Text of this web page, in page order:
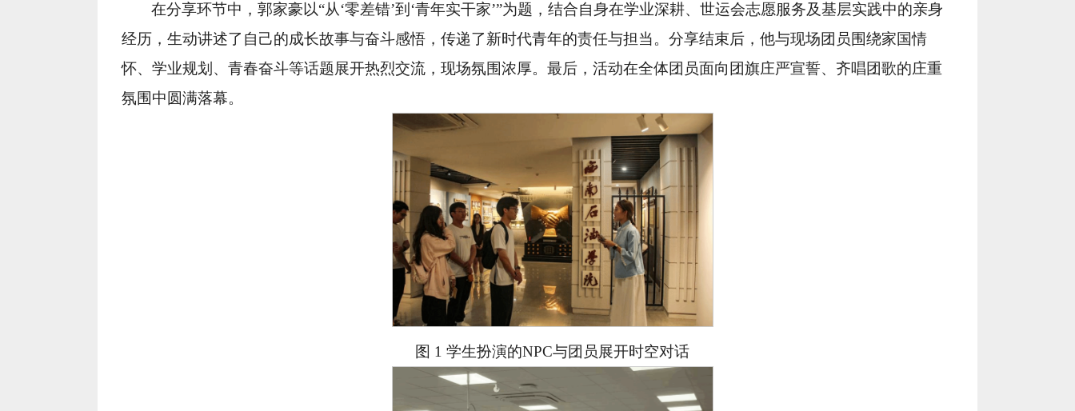
在分享环节中，郭家豪以“从‘零差错’到‘青年实干家’”为题，结合自身在学业深耕、世运会志愿服务及基层实践中的亲身
经历，生动讲述了自己的成长故事与奋斗感悟，传递了新时代青年的责任与担当。分享结束后，他与现场团员围绕家国情
怀、学业规划、青春奋斗等话题展开热烈交流，现场氛围浓厚。最后，活动在全体团员面向团旗庄严宣誓、齐唱团歌的庄重
氛围中圆满落幕。
图 1 学生扮演的NPC与团员展开时空对话